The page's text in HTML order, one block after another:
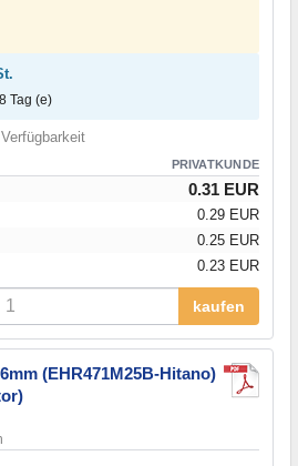
Tag (e)
PRIVATKUNDE
0.31 EUR
0.29 EUR
0.25 EUR
0.23 EUR
kaufen
(EHR471M25B-Hitano)